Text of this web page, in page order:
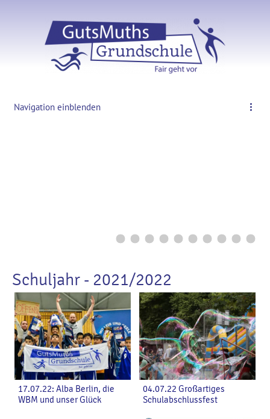
Navigation einblenden
Schuljahr - 2021/2022
17.07.22: Alba Berlin, die
WBM und unser Glück
04.07.22 Großartiges
Schulabschlussfest